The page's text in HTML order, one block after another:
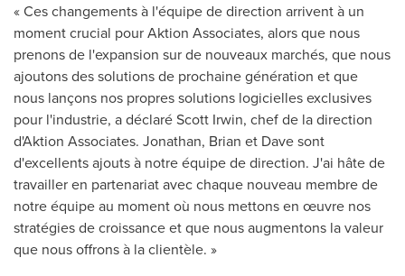
« Ces changements à l'équipe de direction arrivent à un
moment crucial pour Aktion Associates, alors que nous
prenons de l'expansion sur de nouveaux marchés, que nous
ajoutons des solutions de prochaine génération et que
nous lançons nos propres solutions logicielles exclusives
pour l'industrie, a déclaré Scott Irwin, chef de la direction
d'Aktion Associates. Jonathan, Brian et Dave sont
d'excellents ajouts à notre équipe de direction. J'ai hâte de
travailler en partenariat avec chaque nouveau membre de
notre équipe au moment où nous mettons en œuvre nos
stratégies de croissance et que nous augmentons la valeur
que nous offrons à la clientèle. »